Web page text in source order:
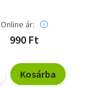
Online ár:
990 Ft
Kosárba